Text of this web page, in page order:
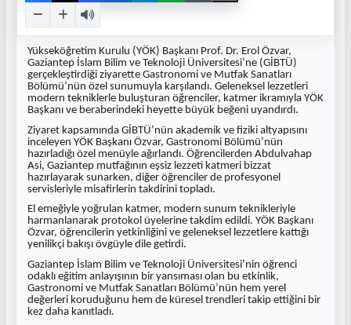
Yükseköğretim Kurulu (YÖK) Başkanı Prof. Dr. Erol Özvar,
Gaziantep İslam Bilim ve Teknoloji Üniversitesi’ne (GİBTÜ)
gerçekleştirdiği ziyarette Gastronomi ve Mutfak Sanatları
Bölümü’nün özel sunumuyla karşılandı. Geleneksel lezzetleri
modern tekniklerle buluşturan öğrenciler, katmer ikramıyla YÖK
Başkanı ve beraberindeki heyette büyük beğeni uyandırdı.
Ziyaret kapsamında GİBTÜ’nün akademik ve fiziki altyapısını
inceleyen YÖK Başkanı Özvar, Gastronomi Bölümü’nün
hazırladığı özel menüyle ağırlandı. Öğrencilerden Abdulvahap
Asi, Gaziantep mutfağının eşsiz lezzeti katmeri bizzat
hazırlayarak sunarken, diğer öğrenciler de profesyonel
servisleriyle misafirlerin takdirini topladı.
El emeğiyle yoğrulan katmer, modern sunum teknikleriyle
harmanlanarak protokol üyelerine takdim edildi. YÖK Başkanı
Özvar, öğrencilerin yetkinliğini ve geleneksel lezzetlere kattığı
yenilikçi bakışı övgüyle dile getirdi.
Gaziantep İslam Bilim ve Teknoloji Üniversitesi’nin öğrenci
odaklı eğitim anlayışının bir yansıması olan bu etkinlik,
Gastronomi ve Mutfak Sanatları Bölümü’nün hem yerel
değerleri koruduğunu hem de küresel trendleri takip ettiğini bir
kez daha kanıtladı.